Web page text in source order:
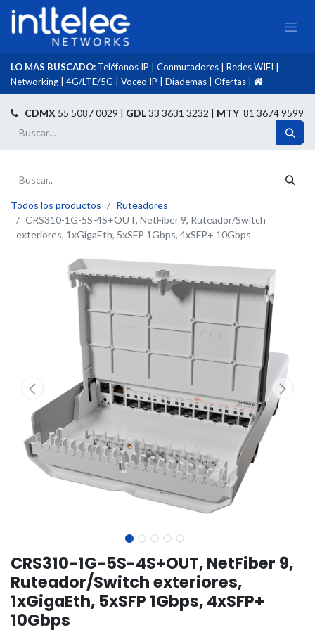
LO MAS BUSCADO: Teléfonos IP Conmutadores Redes WIFI
Networking
4G/LTE/5G Voceo IP Diademas Ofertas
CDMX 55 5087 0029 | GDL33 3631 3232 | MTY81 3674 9599
Todos los productos
Ruteadores
CRS310-1G-5S-4S+OUT, NetFiber 9, Ruteador/Switch
exteriores, 1xGigaEth, 5xSFP 1Gbps, 4xSFP+ 10Gbps
CRS310-1G-5S-4S+OUT, NetFiber 9,
Ruteador/Switch exteriores,
1xGigaEth, 5xSFP 1Gbps, 4xSFP+
10Gbps